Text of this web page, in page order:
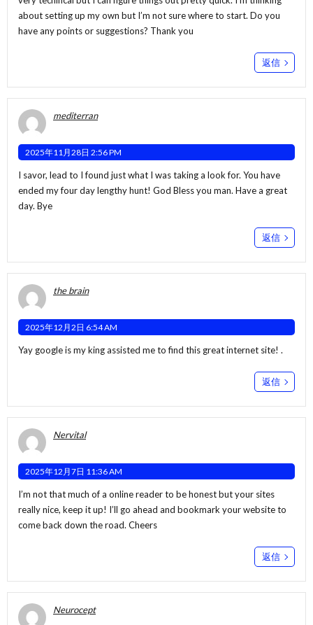
about setting up my own but I’m not sure where to start. Do you
have any points or suggestions? Thank you
返信
mediterran
2025年11月28日 2:56 PM
I savor, lead to I found just what I was taking a look for. You have
ended my four day lengthy hunt! God Bless you man. Have a great
day. Bye
返信
the brain
2025年12月2日 6:54 AM
Yay google is my king assisted me to find this great internet site! .
返信
Nervital
2025年12月7日 11:36 AM
I’m not that much of a online reader to be honest but your sites
really nice, keep it up! I’ll go ahead and bookmark your website to
come back down the road. Cheers
返信
Neurocept